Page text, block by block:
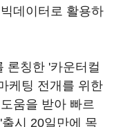
데이터로 활용하
론칭한 '카운터컬
케팅 전개를 위한
움을 받아 빠르
시 20일만에 목